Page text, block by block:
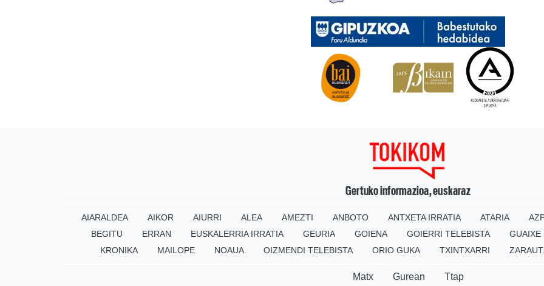
Gertuko informazioa, euskaraz
AIARALDEA AIKOR AIURRI ALEA AMEZTI ANBOTO ANTXETA IRRATIA ATARIA
BEGITU
ERRAN EUSKALERRIA IRRATIA GEURIA GOIENA GOIERRI TELEBISTA
GUAIXE
KRONIKA
MAILOPE NOAUA OIZMENDI TELEBISTA ORIO GUKA TXINTXARRI
Matx Gurean Ttap